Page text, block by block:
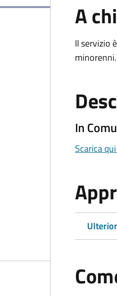
A
Il servizio
minorenni.
In
Scarica